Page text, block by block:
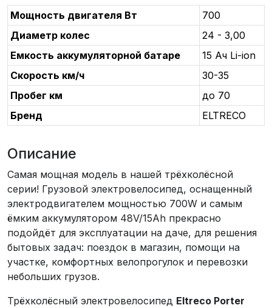
Мощность двигателя Вт
700
Диаметр колес
24 - 3,00
Емкость аккумуляторной батаре
15 Ач Li-ion
Скорость км/ч
30-35
Пробег км
до 70
Бренд
ELTRECO
Описание
Самая мощная модель в нашей трёхколёсной
серии! Грузовой электровелосипед, оснащенный
электродвигателем мощностью 700W и самым
ёмким аккумулятором 48V/15Ah прекрасно
подойдёт для эксплуатации на даче, для решения
бытовых задач: поездок в магазин, помощи на
участке, комфортных велопрогулок и перевозки
небольших грузов.
Трёхколёсный электровелосипед Eltreco Porter